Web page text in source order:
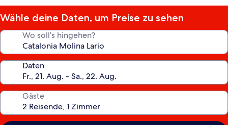
Wähle deine Daten, um Preise zu sehen
Wo soll’s hingehen?
Daten
Gäste